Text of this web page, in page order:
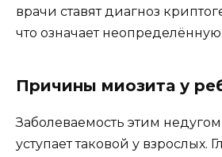
врачи ставят диагноз
что означает
Причины миозита у
Заболеваемость этим
уступает таковой у взрослых.